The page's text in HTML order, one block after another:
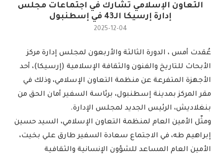
التعاون الإسلامي تشارك في اجتماعات مجلس
إدارة إرسيكا الـ43 في إسطنبول
2025-12-04
عُقدت أمس ، الدورة الثالثة والأربعون لمجلس إدارة مركز
الأبحاث للتاريخ والفنون والثقافة الإسلامية (إرسيكا)، أحد
الأجهزة المتفرعة عن منظمة التعاون الإسلامي، وذلك في
مقر المركز بمدينة إسطنبول، برئاسة السفير أمان الحق من
بنغلاديش، الرئيس الجديد لمجلس الإدارة.
ومثّل الأمين العام لمنظمة التعاون الإسلامي، السيد حسين
إبراهيم طه، في الاجتماع سعادة السفير طارق علي بخيت،
الأمين العام المساعد للشؤون الإنسانية والثقافية